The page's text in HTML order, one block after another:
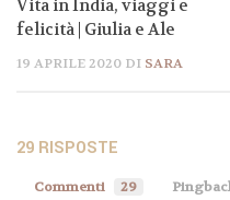
Vita in India, viaggi e
felicità | Giulia e Ale
19 APRILE 2020 DI SARA
29 RISPOSTE
Commenti 29